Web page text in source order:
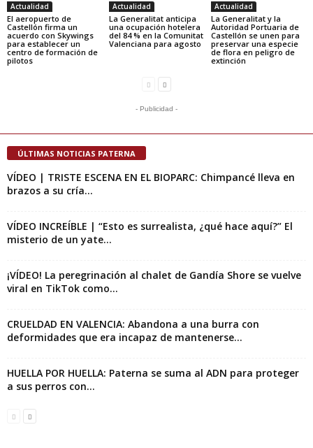
Actualidad
El aeropuerto de
Castellón firma un
acuerdo con Skywings
para establecer un
centro de formación de
pilotos
Actualidad
La Generalitat anticipa
una ocupación hotelera
del 84 % en la Comunitat
Valenciana para agosto
Actualidad
La Generalitat y la
Autoridad Portuaria de
Castellón se unen para
preservar una especie
de flora en peligro de
extinción
- Publicidad -
ÚLTIMAS NOTICIAS PATERNA
VÍDEO | TRISTE ESCENA EN EL BIOPARC: Chimpancé lleva en
brazos a su cría...
VÍDEO INCREÍBLE | “Esto es surrealista, ¿qué hace aquí?” El
misterio de un yate...
¡VÍDEO! La peregrinación al chalet de Gandía Shore se vuelve
viral en TikTok como...
CRUELDAD EN VALENCIA: Abandona a una burra con
deformidades que era incapaz de mantenerse...
HUELLA POR HUELLA: Paterna se suma al ADN para proteger
a sus perros con...